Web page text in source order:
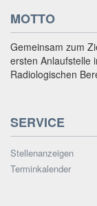
MOTTO
Gemeinsam zum
ersten Anlaufstelle
Radiologischen
SERVICE
Stellenanzeigen
Terminkalender